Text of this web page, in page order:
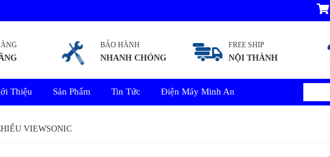
BẢO HÀNH
NHANH CHÓNG
FREE SHIP
NỘI THÀNH
Thiệu Sản Phẩm Tin Tức Điện Máy Minh An
VIEWSONIC